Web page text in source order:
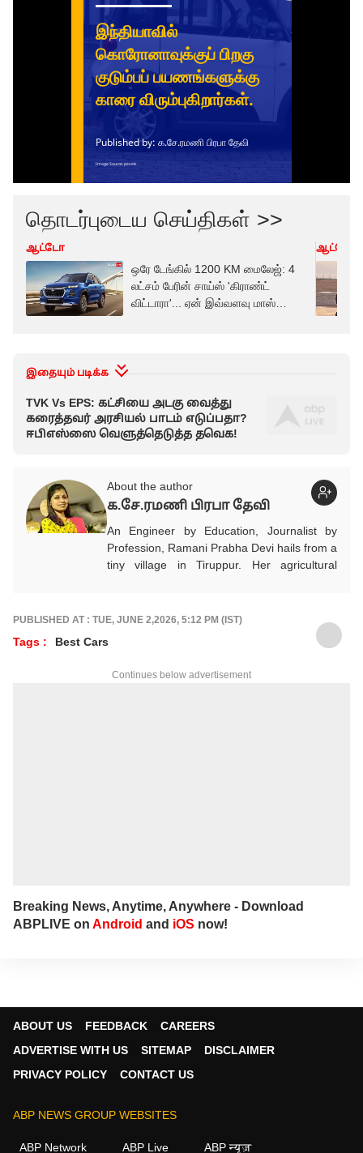
தொடர்புடைய செய்திகள் >>
ஆட்டோ
ஒரே டேங்கில் 1200 KM மைலேஜ்: 4
லட்சம் பேரின் சாய்ஸ் 'கிராண்ட்
விட்டாரா'... ஏன் இவ்வளவு மாஸ்
ஆட்டோ
இதையும் படிக்க
TVK Vs EPS: கட்சியை அடகு வைத்து
கரைத்தவர் அரசியல் பாடம் எடுப்பதா?
ஈபிஎஸ்ஸை வெளுத்தெடுத்த தவெக!
About the author
க.சே.ரமணி பிரபா தேவி
An Engineer by Education, Journalist by
Profession, Ramani Prabha Devi hails from a
tiny village in Tiruppur. Her agricultural
industry and joined Journalism with utmost
enthusiasm. She has been working in Tamil
media for the past 11 years. Her areas of
PUBLISHED AT : TUE, JUNE 2,2026, 5:12 PM (IST)
Tags : Best Cars
Continues below advertisement
Breaking News, Anytime, Anywhere - Download
ABPLIVE on Android and iOS now!
ABOUT US FEEDBACK
CAREERS
ADVERTISE WITH US
SITEMAP
DISCLAIMER
PRIVACY POLICY
CONTACT US
ABP NEWS GROUP WEBSITES
ABP Network ABP Live ABP न्यूज़